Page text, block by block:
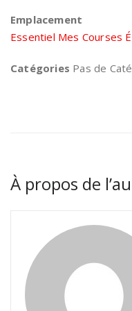
Emplacement
Essentiel Mes Courses
Catégories Pas de
À propos de